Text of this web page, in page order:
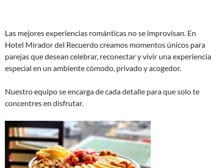
Las mejores experiencias románticas no se improvisan. En
Hotel Mirador del Recuerdo creamos momentos únicos para
parejas que desean celebrar, reconectar y vivir una experiencia
especial en un ambiente cómodo, privado y acogedor.
Nuestro equipo se encarga de cada detalle para que solo te
concentres en disfrutar.